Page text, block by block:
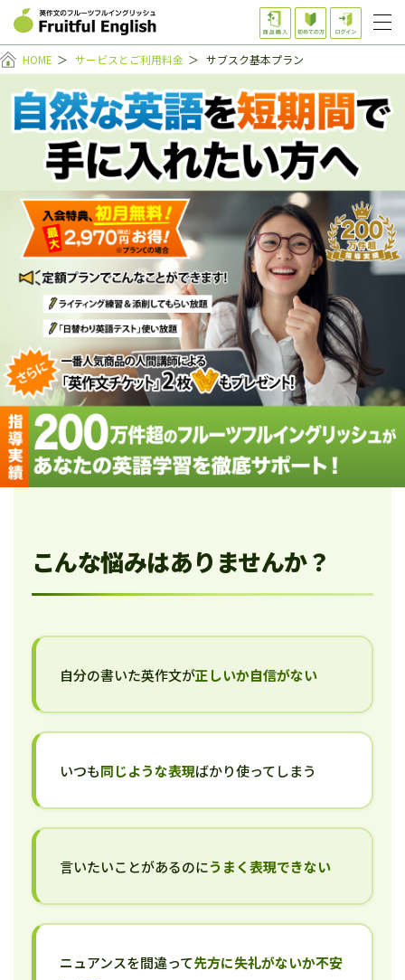
HOME ＞ サービスとご利用料金 ＞ サブスク基本プラン
こんな悩みはありませんか？
自分の書いた英作文が正しいか自信がない
いつも同じような表現ばかり使ってしまう
言いたいことがあるのにうまく表現できない
ニュアンスを間違って先方に失礼がないか不安